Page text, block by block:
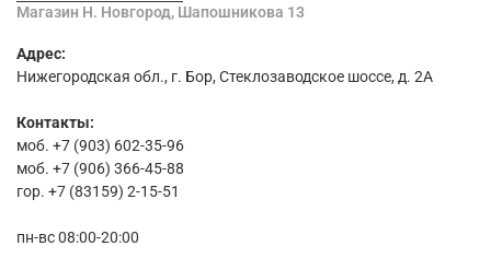
Магазин Н. Новгород, Шапошникова 13
Адрес:
Нижегородская обл., г. Бор, Стеклозаводское шоссе, д. 2А
Контакты:
моб. +7 (903) 602-35-96
моб. +7 (906) 366-45-88
гор. +7 (83159) 2-15-51
пн-вс 08:00-20:00